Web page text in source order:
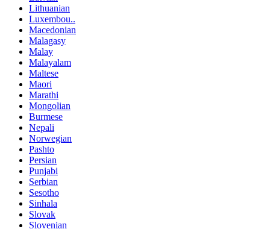
Lithuanian
Luxembou..
Macedonian
Malagasy
Malay
Malayalam
Maltese
Maori
Marathi
Mongolian
Burmese
Nepali
Norwegian
Pashto
Persian
Punjabi
Serbian
Sesotho
Sinhala
Slovak
Slovenian